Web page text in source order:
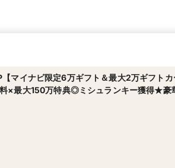
マイナビ限定6万ギフト＆最大2万ギフト
×最大150万特典◎ミシュランキー獲得★豪